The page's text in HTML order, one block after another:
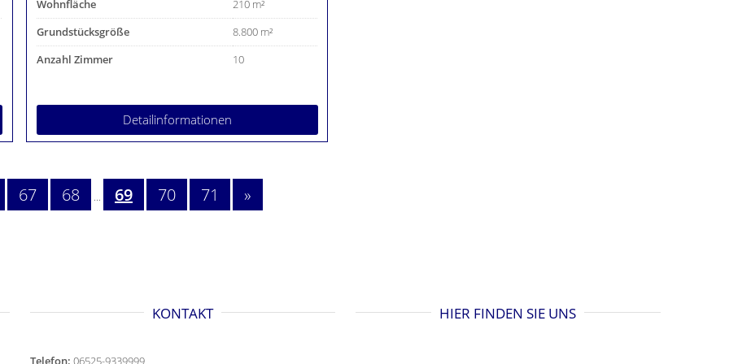
Wohnfläche
210 m²
Grundstücksgröße
8.800 m²
Anzahl Zimmer
10
Detailinformationen
67 68 ... 69 70 71 »
KONTAKT
Telefon: 06525-9339999
HIER FINDEN SIE UNS